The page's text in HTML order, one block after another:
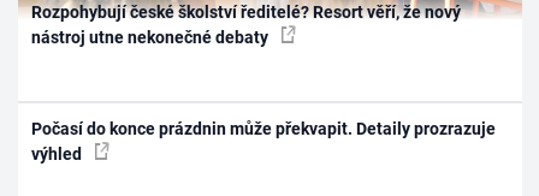
Rozpohybují české školství ředitelé? Resort věří, že nový
nástroj utne nekonečné debaty
Počasí do konce prázdnin může překvapit. Detaily prozrazuje
výhled